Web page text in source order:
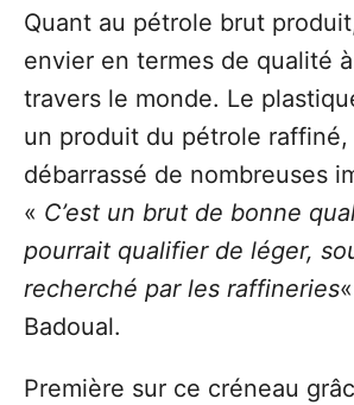
Quant au pétrole brut
envier en termes de qualité
travers le monde. Le
un produit du pétrole raffiné,
débarrassé de nombreuses
« C’est un brut de bonne
pourrait qualifier de léger,
recherché par les raffineries
Badoual.
Première sur ce créneau